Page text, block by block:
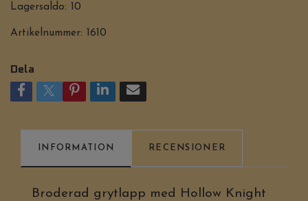
Lagersaldo: 10
Artikelnummer: 1610
Dela
INFORMATION RECENSIONER
Broderad grytlapp med Hollow Knight